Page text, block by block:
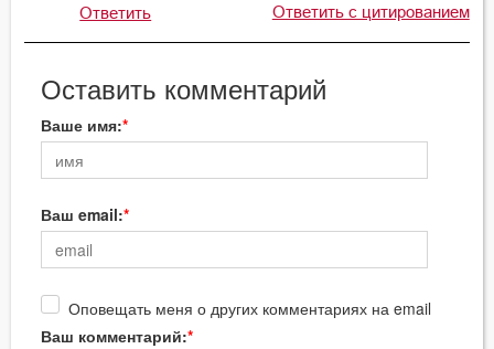
Ответить Ответить с цитированием
Оставить комментарий
Ваше имя:
Ваш email:
Оповещать меня о других комментариях на email
Ваш комментарий: